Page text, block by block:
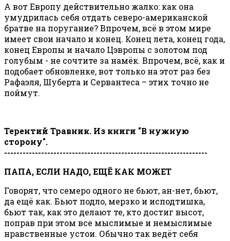
А вот Европу действительно жалко: как она
умудрилась себя отдать северо-американской
братве на поругание? Впрочем, всё в этом мире
имеет свои начало и конец. Конец лета, конец года,
конец Европы и начало Цэвропы с золотом под
голубым - не сочтите за намёк. Впрочем, всё, как и
подобает обновленке, вот только на этот раз без
Рафаэля, Шуберта и Сервантеса – этих точно не
поймут.
Терентий Травник. Из книги "В нужную
сторону".
------------------------------------------------------------------
ПАПА, ЕСЛИ НАДО, ЕЩЁ КАК МОЖЕТ
Говорят, что семеро одного не бьют, ан-нет, бьют,
да ещё как. Бьют подло, мерзко и исподтишка,
бьют так, как это делают те, кто достиг высот,
поправ при этом все мыслимые и немыслимые
нравственные устои. Обычно так ведёт себя